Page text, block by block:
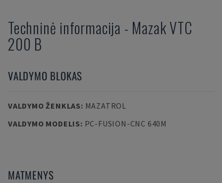
Techninė informacija - MazakVTC
200 B
VALDYMO BLOKAS
VALDYMO ŽENKLAS: MAZATROL
VALDYMO MODELIS: PC-FUSION-CNC 640M
MATMENYS